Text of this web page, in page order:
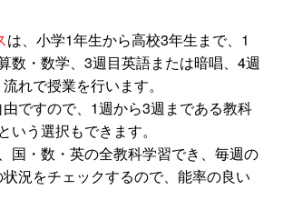
は、小学1年生から高校3年生まで、1
数・数学、3週目英語または暗唱、4週
れで授業を行います。
ですので、1週から3週まである教科
いう選択もできます。
国・数・英の全教科学習でき、毎週の
況をチェックするので、能率の良い